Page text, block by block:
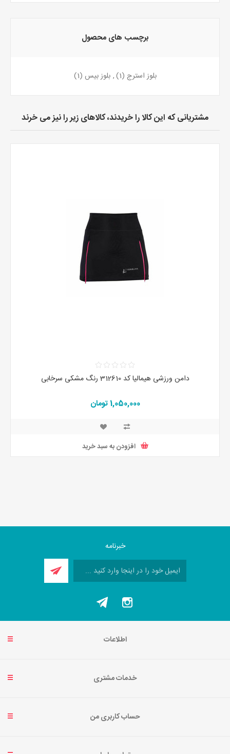
برچسب های محصول
بلوز استرج (1)
, بلوز بیس (1)
مشتریانی که این کالا را خریدند، کالاهای زیر را نیز می خرند
دامن ورزشی هیمالیا کد 312610 رنگ مشکی سرخابی
1,050,000 تومان
افزودن به سبد خرید
خبرنامه
اطلاعات
خدمات مشتری
حساب کاربری من